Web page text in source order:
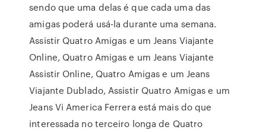
sendo que uma delas é que cada uma das
amigas poderá usá-la durante uma semana.
Assistir Quatro Amigas e um Jeans Viajante
Online, Quatro Amigas e um Jeans Viajante
Assistir Online, Quatro Amigas e um Jeans
Viajante Dublado, Assistir Quatro Amigas e um
Jeans Vi America Ferrera está mais do que
interessada no terceiro longa de Quatro